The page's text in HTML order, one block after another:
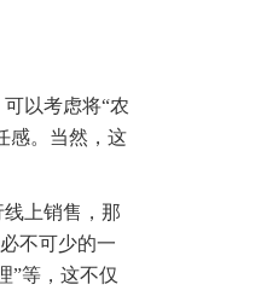
以考虑将“农
感。当然，这
上销售，那
不可少的一
”等，这不仅